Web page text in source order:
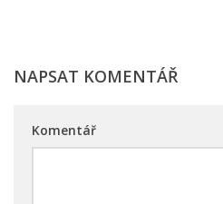
NAPSAT KOMENTÁŘ
Komentář